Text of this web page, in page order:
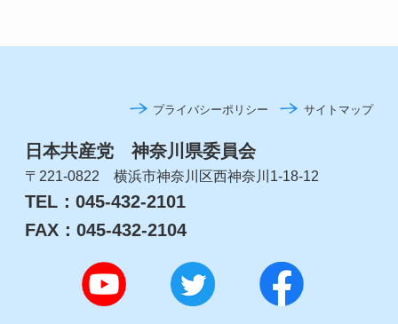
プライバシーポリシー サイトマップ
日本共産党 神奈川県委員会
〒221-0822 横浜市神奈川区西神奈川1-18-12
TEL：045-432-2101
FAX：045-432-2104